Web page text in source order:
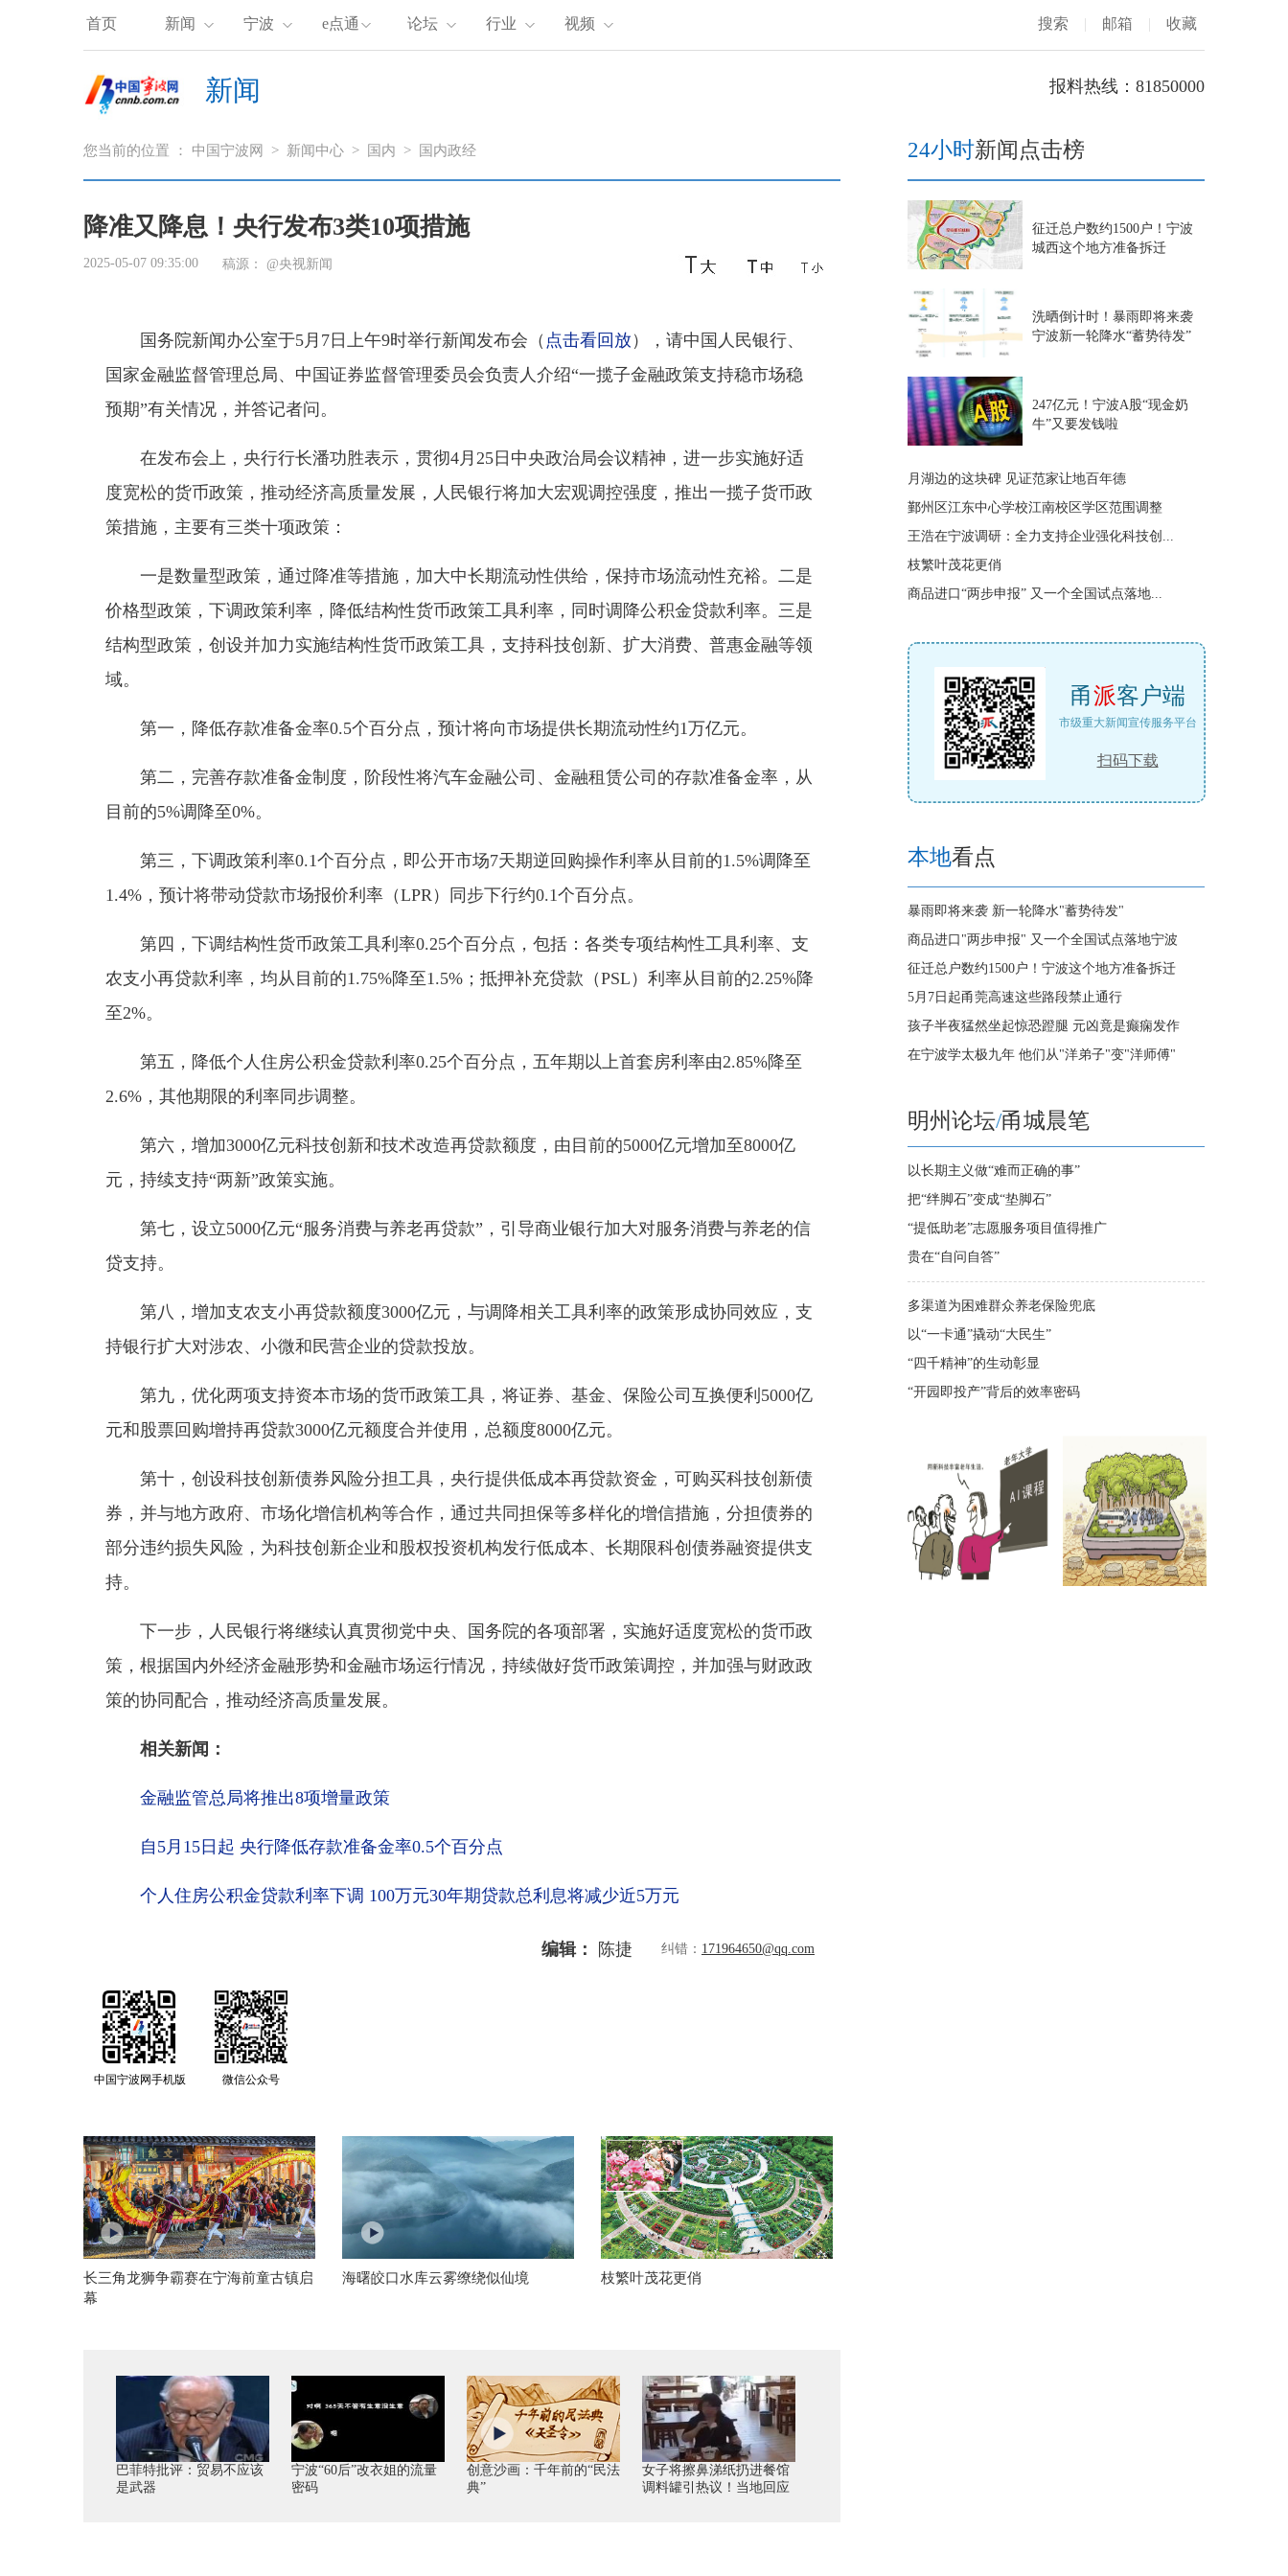
首页 新闻 宁波 e点通 论坛 行业 视频 搜索 | 邮箱 | 收藏
新闻 报料热线：81850000
您当前的位置 ： 中国宁波网 > 新闻中心 > 国内 > 国内政经
降准又降息！央行发布3类10项措施
2025-05-07 09:35:00 稿源： @央视新闻
国务院新闻办公室于5月7日上午9时举行新闻发布会（ 点击看回放 ），请中国人民银行、
国家金融监督管理总局、中国证券监督管理委员会负责人介绍“一揽子金融政策支持稳市场稳
预期”有关情况，并答记者问。
在发布会上，央行行长潘功胜表示，贯彻4月25日中央政治局会议精神，进一步实施好适
度宽松的货币政策，推动经济高质量发展，人民银行将加大宏观调控强度，推出一揽子货币政
策措施，主要有三类十项政策：
一是数量型政策，通过降准等措施，加大中长期流动性供给，保持市场流动性充裕。二是
价格型政策，下调政策利率，降低结构性货币政策工具利率，同时调降公积金贷款利率。三是
结构型政策，创设并加力实施结构性货币政策工具，支持科技创新、扩大消费、普惠金融等领
域。
第一，降低存款准备金率0.5个百分点，预计将向市场提供长期流动性约1万亿元。
第二，完善存款准备金制度，阶段性将汽车金融公司、金融租赁公司的存款准备金率，从
目前的5%调降至0%。
第三，下调政策利率0.1个百分点，即公开市场7天期逆回购操作利率从目前的1.5%调降至
1.4%，预计将带动贷款市场报价利率（LPR）同步下行约0.1个百分点。
第四，下调结构性货币政策工具利率0.25个百分点，包括：各类专项结构性工具利率、支
农支小再贷款利率，均从目前的1.75%降至1.5%；抵押补充贷款（PSL）利率从目前的2.25%降
至2%。
第五，降低个人住房公积金贷款利率0.25个百分点，五年期以上首套房利率由2.85%降至
2.6%，其他期限的利率同步调整。
第六，增加3000亿元科技创新和技术改造再贷款额度，由目前的5000亿元增加至8000亿
元，持续支持“两新”政策实施。
第七，设立5000亿元“服务消费与养老再贷款”，引导商业银行加大对服务消费与养老的信
贷支持。
第八，增加支农支小再贷款额度3000亿元，与调降相关工具利率的政策形成协同效应，支
持银行扩大对涉农、小微和民营企业的贷款投放。
第九，优化两项支持资本市场的货币政策工具，将证券、基金、保险公司互换便利5000亿
元和股票回购增持再贷款3000亿元额度合并使用，总额度8000亿元。
第十，创设科技创新债券风险分担工具，央行提供低成本再贷款资金，可购买科技创新债
券，并与地方政府、市场化增信机构等合作，通过共同担保等多样化的增信措施，分担债券的
部分违约损失风险，为科技创新企业和股权投资机构发行低成本、长期限科创债券融资提供支
持。
下一步，人民银行将继续认真贯彻党中央、国务院的各项部署，实施好适度宽松的货币政
策，根据国内外经济金融形势和金融市场运行情况，持续做好货币政策调控，并加强与财政政
策的协同配合，推动经济高质量发展。
相关新闻：
金融监管总局将推出8项增量政策
自5月15日起 央行降低存款准备金率0.5个百分点
个人住房公积金贷款利率下调 100万元30年期贷款总利息将减少近5万元
编辑： 陈捷 纠错： 171964650@qq.com
中国宁波网手机版 微信公众号
长三角龙狮争霸赛在宁海前童古镇启
幕
海曙皎口水库云雾缭绕似仙境 枝繁叶茂花更俏
巴菲特批评：贸易不应该
是武器
宁波“60后”改衣姐的流量
密码
创意沙画：千年前的“民法
典”
女子将擦鼻涕纸扔进餐馆
调料罐引热议！当地回应
24小时新闻点击榜
征迁总户数约1500户！宁波
城西这个地方准备拆迁
洗晒倒计时！暴雨即将来袭
宁波新一轮降水“蓄势待发”
247亿元！宁波A股“现金奶
牛”又要发钱啦
月湖边的这块碑 见证范家让地百年德
鄞州区江东中心学校江南校区学区范围调整
王浩在宁波调研：全力支持企业强化科技创...
枝繁叶茂花更俏
商品进口“两步申报” 又一个全国试点落地...
甬派客户端
市级重大新闻宣传服务平台
扫码下载
本地看点
暴雨即将来袭 新一轮降水"蓄势待发"
商品进口"两步申报" 又一个全国试点落地宁波
征迁总户数约1500户！宁波这个地方准备拆迁
5月7日起甬莞高速这些路段禁止通行
孩子半夜猛然坐起惊恐蹬腿 元凶竟是癫痫发作
在宁波学太极九年 他们从"洋弟子"变"洋师傅"
明州论坛/甬城晨笔
以长期主义做“难而正确的事”
把“绊脚石”变成“垫脚石”
“提低助老”志愿服务项目值得推广
贵在“自问自答”
多渠道为困难群众养老保险兜底
以“一卡通”撬动“大民生”
“四千精神”的生动彰显
“开园即投产”背后的效率密码